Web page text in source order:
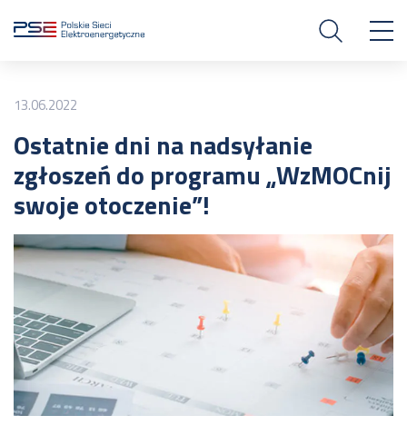
13.06.2022
Ostatnie dni na nadsyłanie
zgłoszeń do programu „WzMOCnij
swoje otoczenie”!